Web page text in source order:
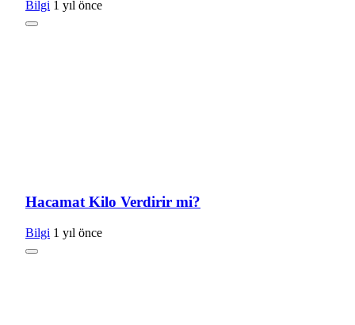
Bilgi 1 yıl önce
Hacamat Kilo Verdirir mi?
Bilgi 1 yıl önce